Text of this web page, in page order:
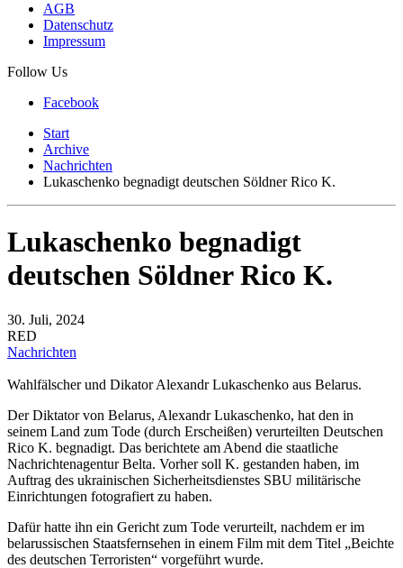
AGB
Datenschutz
Impressum
Follow Us
Facebook
Start
Archive
Nachrichten
Lukaschenko begnadigt deutschen Söldner Rico K.
Lukaschenko begnadigt
deutschen Söldner Rico K.
30. Juli, 2024
RED
Nachrichten
Wahlfälscher und Dikator Alexandr Lukaschenko aus Belarus.
Der Diktator von Belarus, Alexandr Lukaschenko, hat den in
seinem Land zum Tode (durch Erscheißen) verurteilten Deutschen
Rico K. begnadigt. Das berichtete am Abend die staatliche
Nachrichtenagentur Belta. Vorher soll K. gestanden haben, im
Auftrag des ukrainischen Sicherheitsdienstes SBU militärische
Einrichtungen fotografiert zu haben.
Dafür hatte ihn ein Gericht zum Tode verurteilt, nachdem er im
belarussischen Staatsfernsehen in einem Film mit dem Titel „Beichte
des deutschen Terroristen“ vorgeführt wurde.